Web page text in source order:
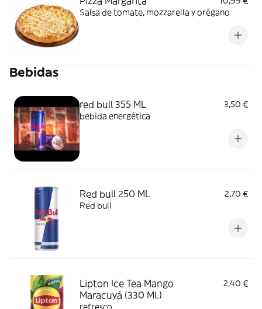
Salsa de tomate, mozzarella y orégano
Bebidas
red bull 355 ML
3,50 €
bebida energética
Red bull 250 ML
2,70 €
Red bull
Lipton Ice Tea Mango
Maracuyá (330 Ml.)
2,40 €
refresco